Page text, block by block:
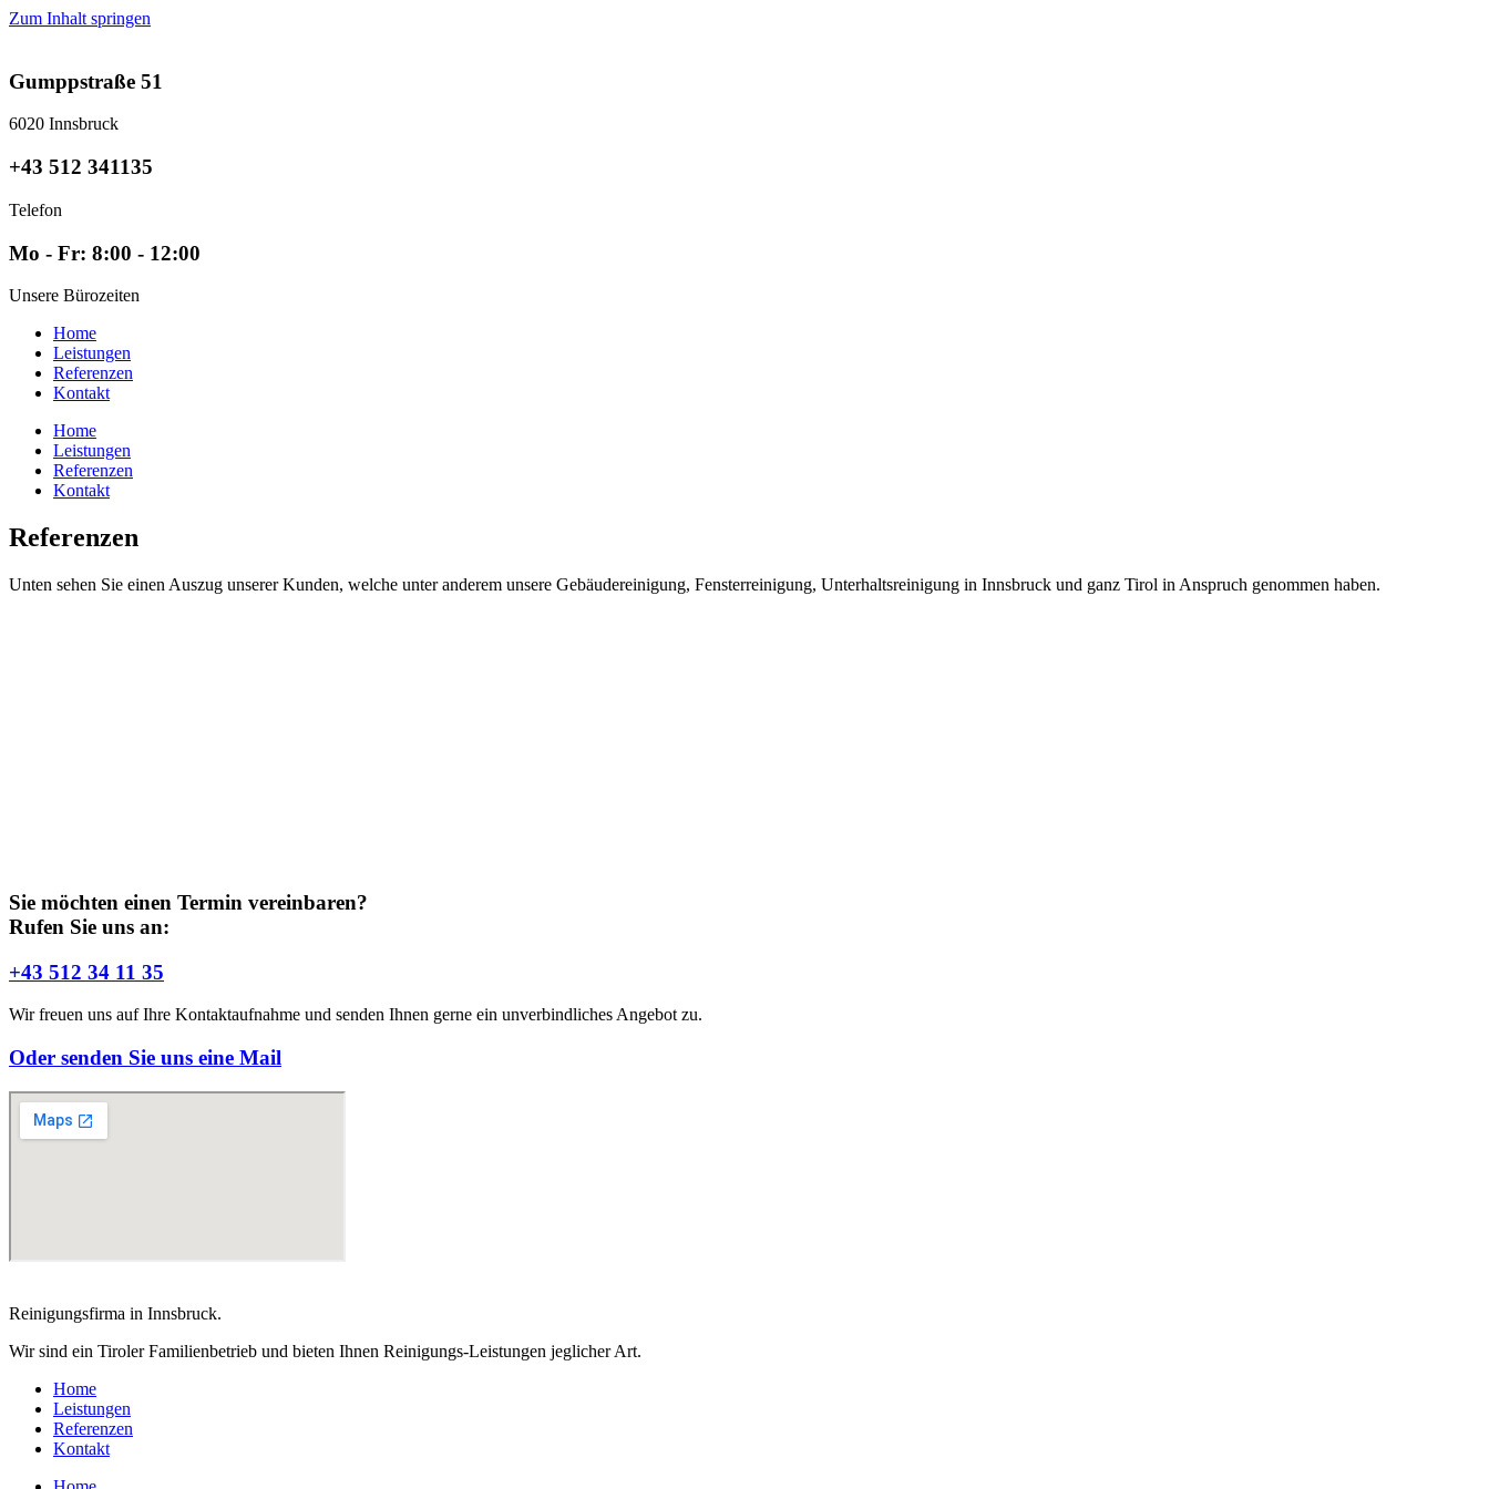
Zum Inhalt springen
Gumppstraße 51
6020 Innsbruck
+43 512 341135
Telefon
Mo - Fr: 8:00 - 12:00
Unsere Bürozeiten
Home
Leistungen
Referenzen
Kontakt
Home
Leistungen
Referenzen
Kontakt
Referenzen
Unten sehen Sie einen Auszug unserer Kunden, welche unter anderem unsere Gebäudereinigung, Fensterreinigung, Unterhaltsreinigung in Innsbruck und ganz Tirol in Anspruch genommen haben.
Sie möchten einen Termin vereinbaren?
Rufen Sie uns an:
+43 512 34 11 35
Wir freuen uns auf Ihre Kontaktaufnahme und senden Ihnen gerne ein unverbindliches Angebot zu.
Oder senden Sie uns eine Mail
Reinigungsfirma in Innsbruck.
Wir sind ein Tiroler Familienbetrieb und bieten Ihnen Reinigungs-Leistungen jeglicher Art.
Home
Leistungen
Referenzen
Kontakt